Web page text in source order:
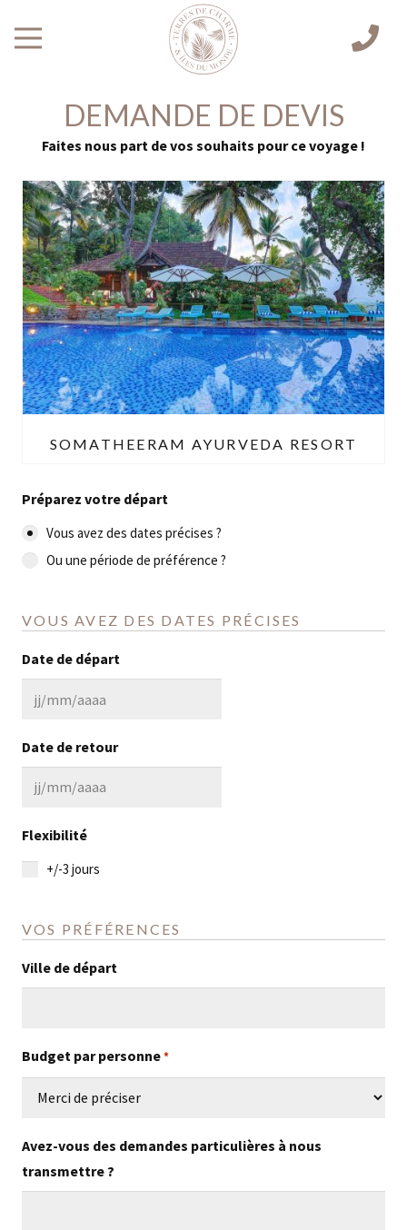
DEMANDE DE DEVIS
Faites nous part de vos souhaits pour ce voyage !
SOMATHEERAM AYURVEDA RESORT
Préparez votre départ
Vous avez des dates précises ?
Ou une période de préférence ?
VOUS AVEZ DES DATES PRÉCISES
Date de départ
JJ
slash
Date de retour
JJ
slash
Flexibilité
+/-3 jours
VOS PRÉFÉRENCES
Ville de départ
Budget par personne*
Avez-vous des demandes particulières à nous
transmettre ?